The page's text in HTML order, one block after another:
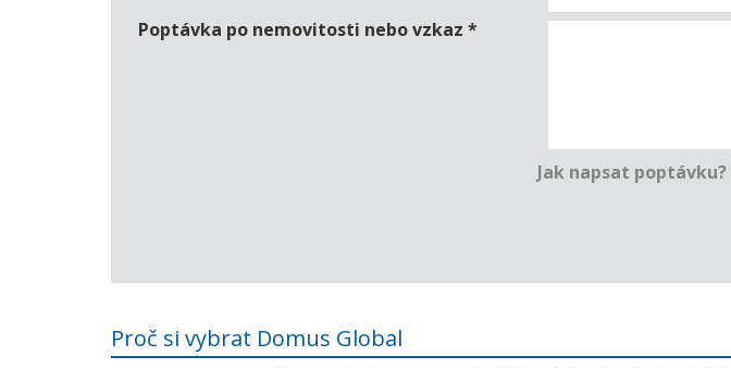
Poptávka po nemovitosti nebo vzkaz *
Jak napsat poptávku?
Proč si vybrat Domus Global